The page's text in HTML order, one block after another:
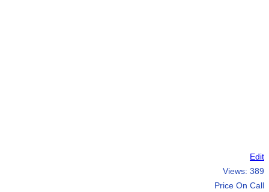
Edit
Views: 389
Price On Call